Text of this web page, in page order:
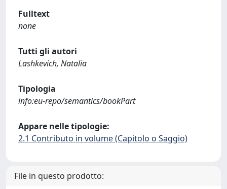
Fulltext
none
Tutti gli autori
Lashkevich, Natalia
Tipologia
info:eu-repo/semantics/bookPart
Appare nelle tipologie:
2.1 Contributo in volume (Capitolo o Saggio)
File in questo prodotto: